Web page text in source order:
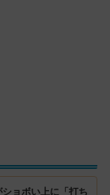
ショボい上に「打ち